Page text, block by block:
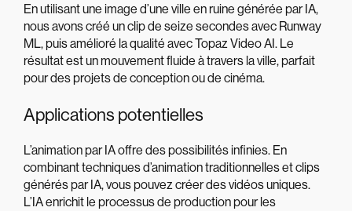
En utilisant une image d’une ville en ruine générée par IA,
nous avons créé un clip de seize secondes avec Runway
ML, puis amélioré la qualité avec Topaz Video AI. Le
résultat est un mouvement fluide à travers la ville, parfait
pour des projets de conception ou de cinéma.
Applications potentielles
L’animation par IA offre des possibilités infinies. En
combinant techniques d’animation traditionnelles et clips
générés par IA, vous pouvez créer des vidéos uniques.
L’IA enrichit le processus de production pour les